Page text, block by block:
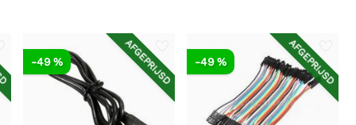
AFGEPRIJSD
-49 % AFGEPRIJSD
-49 %